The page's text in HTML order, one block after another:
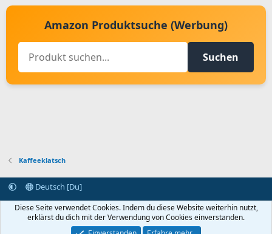
Amazon Produktsuche (Werbung)
Suchen
Kaffeeklatsch
Deutsch [Du]
Kontakt aufnehmen
Bedingungen und Regeln
Datenschutz
Startseite
R
S
Diese Seite verwendet Cookies. Indem du diese Website weiterhin nutzt,
erklärst du dich mit der Verwendung von Cookies einverstanden.